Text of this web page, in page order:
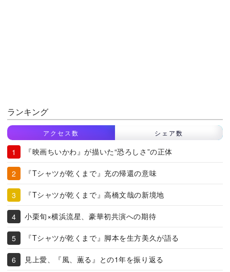
ランキング
アクセス数 シェア数
『映画ちいかわ』が描いた“恐ろしさ”の正体
『Tシャツが乾くまで』充の帰還の意味
『Tシャツが乾くまで』高橋文哉の新境地
小栗旬×横浜流星、豪華初共演への期待
『Tシャツが乾くまで』脚本を生方美久が語る
見上愛、『風、薫る』との1年を振り返る